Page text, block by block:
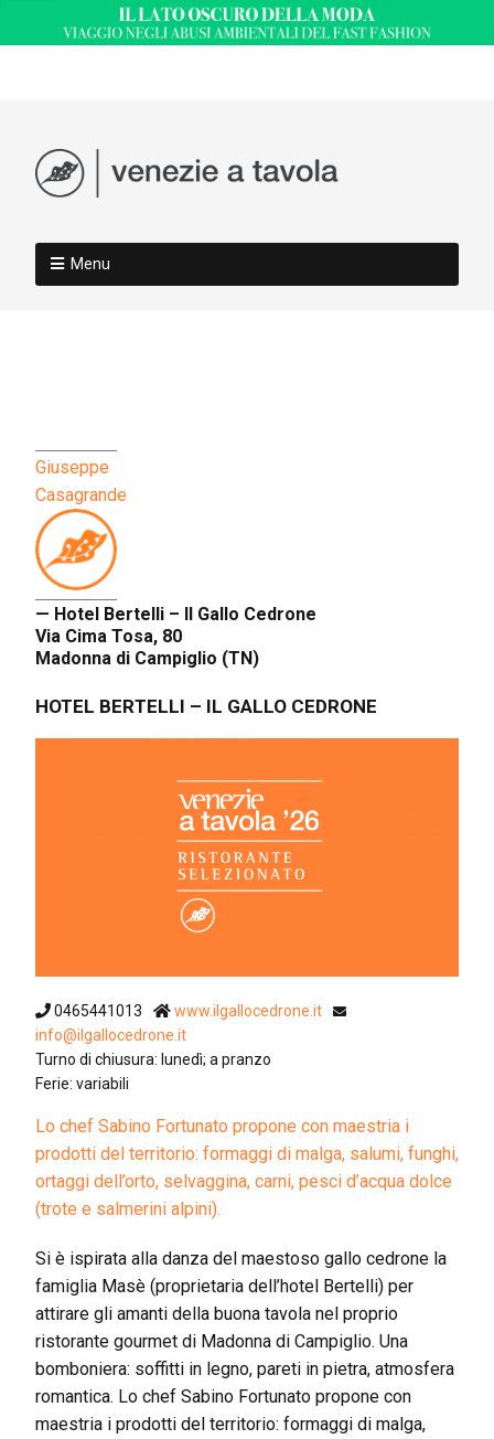
Menu
Giuseppe
Casagrande
— Hotel Bertelli – Il Gallo Cedrone
Via Cima Tosa, 80
Madonna di Campiglio (TN)
HOTEL BERTELLI – IL GALLO CEDRONE
0465441013
www.ilgallocedrone.it
info@ilgallocedrone.it
Turno di chiusura: lunedì; a pranzo
Ferie: variabili
Lo chef Sabino Fortunato propone con maestria i
prodotti del territorio: formaggi di malga, salumi, funghi,
ortaggi dell’orto, selvaggina, carni, pesci d’acqua dolce
(trote e salmerini alpini).
Si è ispirata alla danza del maestoso gallo cedrone la
famiglia Masè (proprietaria dell’hotel Bertelli) per
attirare gli amanti della buona tavola nel proprio
ristorante gourmet di Madonna di Campiglio. Una
bomboniera: soffitti in legno, pareti in pietra, atmosfera
romantica. Lo chef Sabino Fortunato propone con
maestria i prodotti del territorio: formaggi di malga,